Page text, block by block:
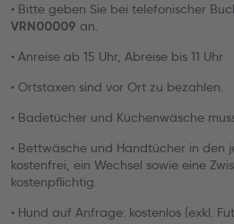
• Bitte geben Sie bei telefonischer
VRN00009 an.
• Anreise ab 15 Uhr, Abreise bis 11 Uhr
• Ortstaxen sind vor Ort zu bezahlen.
• Badetücher und Küchenwäsche
• Bettwäsche und Handtücher in den
kostenfrei, ein Wechsel sowie eine
kostenpflichtig.
• Hund auf Anfrage: kostenlos (exkl.